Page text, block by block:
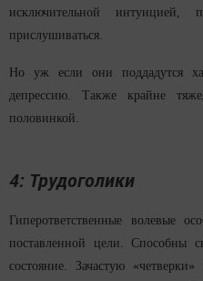
исключительной
прислушиваться.
Но уж если они поддадутся
депрессию. Также крайне
половинкой.
4: Трудоголики
Гиперответственные волевые
поставленной цели. Способны
состояние. Зачастую